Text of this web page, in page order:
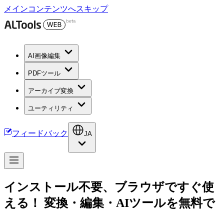
メインコンテンツへスキップ
AI画像編集
PDFツール
アーカイブ変換
ユーティリティ
フィードバック JA
インストール不要、ブラウザですぐ使
える！ 変換・編集・AIツールを無料で